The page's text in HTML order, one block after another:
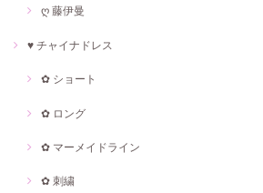
ღ 藤伊曼
♥ チャイナドレス
✿ ショート
✿ ロング
✿ マーメイドライン
✿ 刺繍